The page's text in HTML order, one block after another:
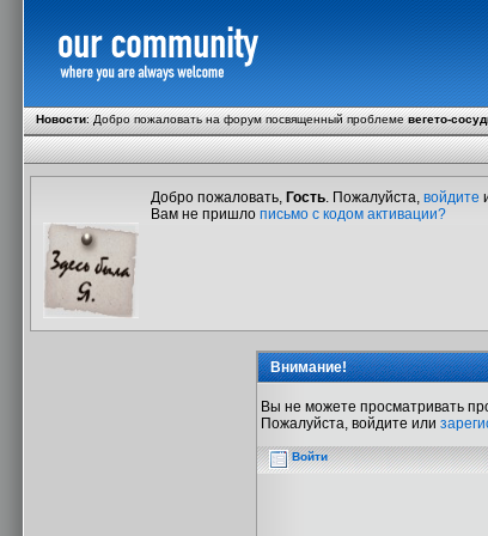
Новости:Добро пожаловать на форум посвященный проблемевегето-
Добро пожаловать, Гость. Пожалуйста, войдите
Вам не пришло письмо с кодом активации?
Внимание!
Вы не можете просматривать
Пожалуйста, войдите или
Войти